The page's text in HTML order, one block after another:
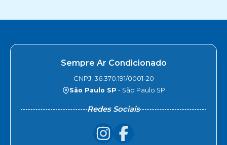
Sempre Ar Condicionado
CNPJ: 36.370.191/0001-20
São Paulo SP - São Paulo SP
Redes Sociais